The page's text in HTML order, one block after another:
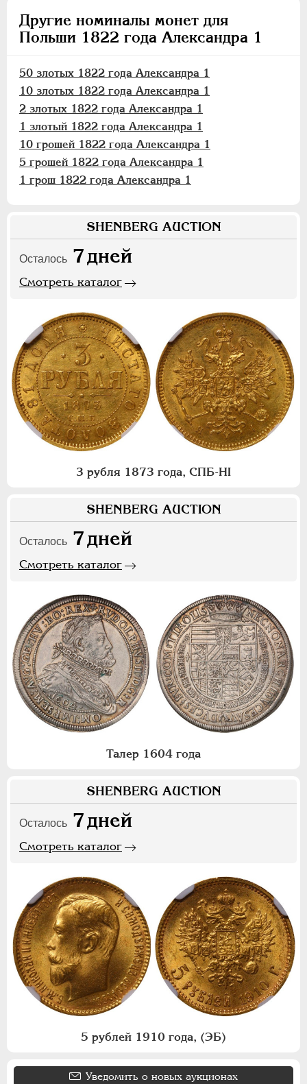
Другие номиналы монет для
Польши 1822 года Александра 1
50 злотых 1822 года Александра 1
10 злотых 1822 года Александра 1
2 злотых 1822 года Александра 1
1 злотый 1822 года Александра 1
10 грошей 1822 года Александра 1
5 грошей 1822 года Александра 1
1 грош 1822 года Александра 1
SHENBERG AUCTION
Осталось 7дней
Смотреть каталог
3 рубля 1873 года, СПБ-НI
SHENBERG AUCTION
Осталось 7дней
Смотреть каталог
Талер 1604 года
SHENBERG AUCTION
Осталось 7дней
Смотреть каталог
5 рублей 1910 года, (ЭБ)
Уведомить о новых аукционах
АЛЕКСАНДР III 1881-1894
1894-1917
ВРЕМЕННОЕ ПРАВ.
1917-1918
ИНОСТРАННЫЕ 1768-1918